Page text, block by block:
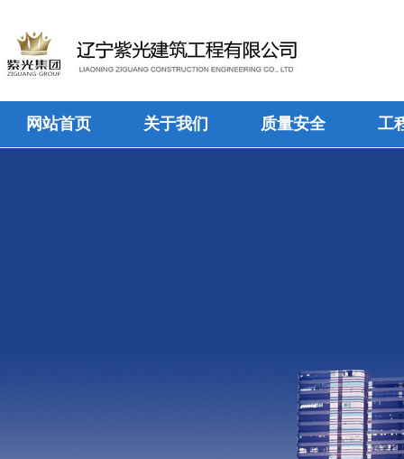
网站首页 关于我们 质量安全 工